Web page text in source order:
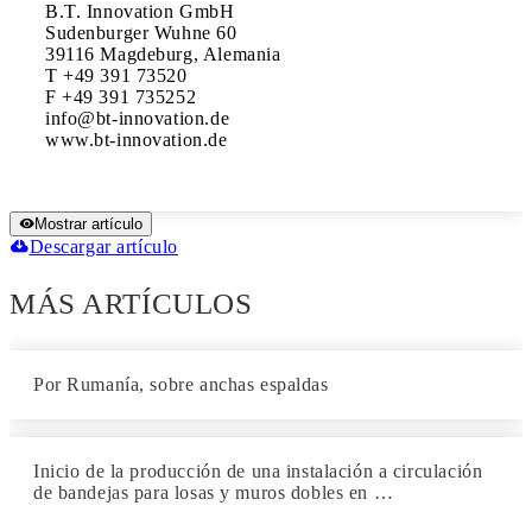
B.T. Innovation GmbH
Sudenburger Wuhne 60
39116 Magdeburg, Alemania
T +49 391 73520
F +49 391 735252
info@bt-innovation.de
www.bt-innovation.de
Mostrar artículo
Descargar artículo
MÁS ARTÍCULOS
Por Rumanía, sobre anchas espaldas
Inicio de la producción de una instalación a circulación
de bandejas para losas y muros dobles en …